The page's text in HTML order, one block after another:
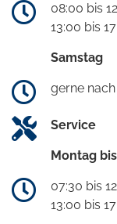
08:00 bis
13:00 bis
Samstag
gerne
Service
Montag
07:30 bis
13:00 bis